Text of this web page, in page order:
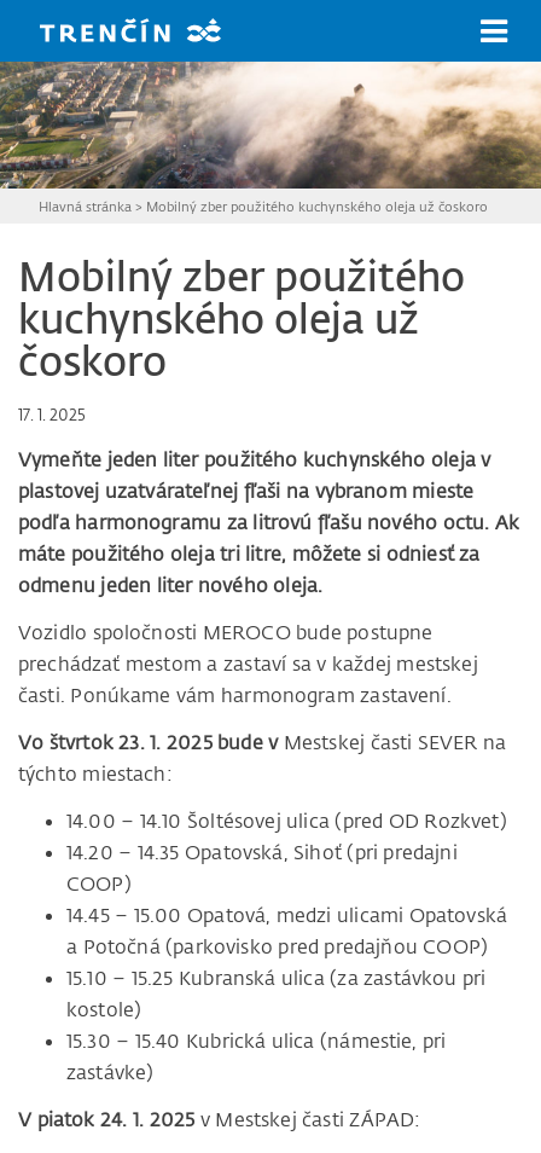
Hlavná stránka > Mobilný zber použitého kuchynského oleja už čoskoro
Mobilný zber použitého
kuchynského oleja už
čoskoro
17. 1. 2025
Vymeňte jeden liter použitého kuchynského oleja v
plastovej uzatvárateľnej fľaši na vybranom mieste
podľa harmonogramu za litrovú fľašu nového octu. Ak
máte použitého oleja tri litre, môžete si odniesť za
odmenu jeden liter nového oleja.
Vozidlo spoločnosti MEROCO bude postupne
prechádzať mestom a zastaví sa v každej mestskej
časti. Ponúkame vám harmonogram zastavení.
Vo štvrtok 23. 1. 2025 bude v Mestskej časti SEVER na
týchto miestach:
14.00 – 14.10 Šoltésovej ulica (pred OD Rozkvet)
14.20 – 14.35 Opatovská, Sihoť (pri predajni
COOP)
14.45 – 15.00 Opatová, medzi ulicami Opatovská
a Potočná (parkovisko pred predajňou COOP)
15.10 – 15.25 Kubranská ulica (za zastávkou pri
kostole)
15.30 – 15.40 Kubrická ulica (námestie, pri
zastávke)
V piatok 24. 1. 2025 v Mestskej časti ZÁPAD: